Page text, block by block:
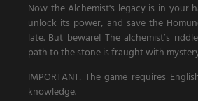
Now the Alchemist's legacy is in your
unlock its power, and save the
late. But beware! The alchemist’s
path to the stone is fraught with
IMPORTANT: The game requires
knowledge.